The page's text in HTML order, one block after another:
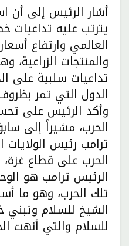
أشار الرئيس إلى أن
يترتب عليه تداعيات
العالمي وارتفاع
والمنتجات الزراعية،
تداعيات سلبية على
الدول التي تمر
وأكد الرئيس على
الحرب، مشيراً إلى
ترامب رئيس الولايات
الحرب على قطاع
الرئيس ترامب هو
تلك الحرب، وهو ما
الشيخ للسلام
للسلام والتي أنهت